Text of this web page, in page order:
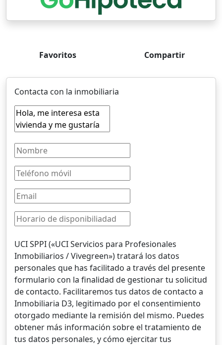
Favoritos Compartir
Contacta con la inmobiliaria
UCI SPPI («UCI Servicios para Profesionales
Inmobiliarios / Vivegreen») tratará los datos
personales que has facilitado a través del presente
formulario con la finalidad de gestionar tu solicitud
de contacto. Facilitaremos tus datos de contacto a
Inmobiliaria D3, legitimado por el consentimiento
otorgado mediante la remisión del mismo. Puedes
obtener más información sobre el tratamiento de
tus datos personales, y cómo ejercitar tus